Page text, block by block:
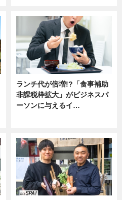
ランチ代が倍増!?「食事補助
非課税枠拡大」がビジネスパ
ーソンに与えるイ…